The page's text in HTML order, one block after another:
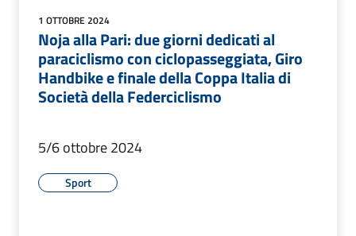
1 OTTOBRE 2024
Noja alla Pari: due giorni dedicati al
paraciclismo con ciclopasseggiata, Giro
Handbike e finale della Coppa Italia di
Società della Federciclismo
5/6 ottobre 2024
Sport